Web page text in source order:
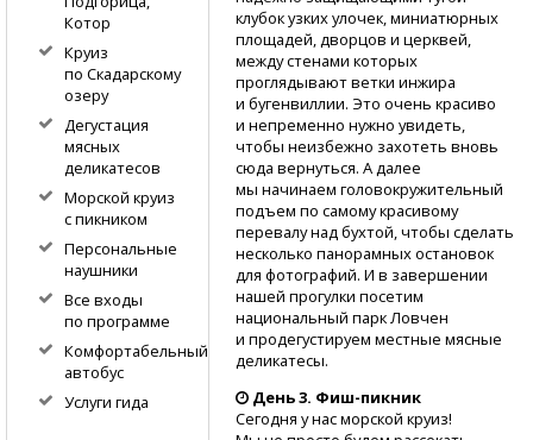
клубок узких улочек, миниатюрных
площадей, дворцов и церквей,
между стенами которых
проглядывают ветки инжира
и бугенвиллии. Это очень красиво
и непременно нужно увидеть,
чтобы неизбежно захотеть вновь
сюда вернуться. А далее
мы начинаем головокружительный
подъем по самому красивому
перевалу над бухтой, чтобы сделать
несколько панорамных остановок
для фотографий. И в завершении
нашей прогулки посетим
национальный парк Ловчен
и продегустируем местные мясные
деликатесы.
День 3. Фиш-пикник
Сегодня у нас морской круиз!
Котор
Круиз
по Скадарскому
озеру
Дегустация
мясных
деликатесов
Морской круиз
с пикником
Персональные
наушники
Все входы
по программе
Комфортабельный
автобус
Услуги гида